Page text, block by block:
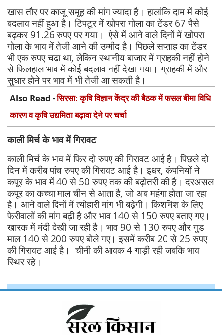
खास तौर पर काजू समूह की मांग ज्यादा है। हालांकि दाम में कोई
बदलाव नहीं हुआ है। टिपटूर में खोपरा गोला का टेंडर 67 पैसे
बढ़कर 91.26 रुपए पर गया। ऐसे में आने वाले दिनों में खोपरा
गोला के भाव में तेजी आने की उम्मीद है। पिछले सप्ताह का टेंडर
भी एक रुपए चढ़ा था, लेकिन स्थानीय बाजार में ग्राहकी नहीं होने
से फिलहाल भाव में कोई बदलाव नहीं देखा गया। ग्राहकी में और
सुधार होने पर भाव में भी तेजी आ सकती है।
Also Read -सिरसा: कृषि विज्ञान केंद्र की बैठक में फसल बीमा विधि
कारण व कृषि उद्यमिता बढ़ावा देने पर चर्चा
काली मिर्च के भाव में गिरावट
काली मिर्च के भाव में फिर दो रुपए की गिरावट आई है। पिछले दो
दिन में करीब पांच रुपए की गिरावट आई है। इधर, कंपनियों ने
कपूर के भाव में 40 से 50 रुपए तक की बढ़ोतरी की है। दरअसल
कपूर का कच्चा माल चीन से आता है, जो अब महंगा होता जा रहा
है। आने वाले दिनों में त्योहारी मांग भी बढ़ेगी। किशमिश के लिए
फेरीवालों की मांग बढ़ी है और भाव 140 से 150 रुपए बताए गए।
खारक में मंदी देखी जा रही है। भाव 90 से 130 रुपए और गुड
माल 140 से 200 रुपए बोले गए। इसमें करीब 20 से 25 रुपए
की गिरावट आई है। चीनी की आवक 4 गाड़ी रही जबकि भाव
स्थिर रहे।